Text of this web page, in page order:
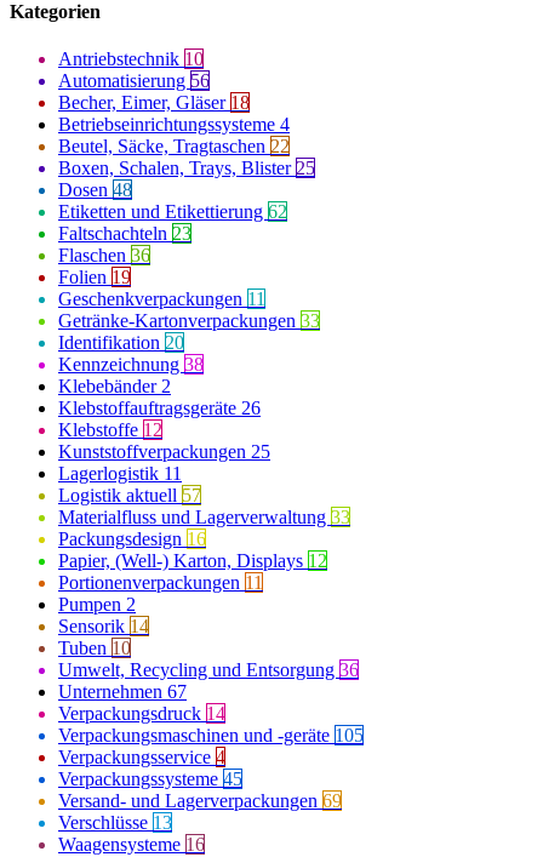
Kategorien
Antriebstechnik 10
Automatisierung 56
Becher, Eimer, Gläser 18
Betriebseinrichtungssysteme 4
Beutel, Säcke, Tragtaschen 22
Boxen, Schalen, Trays, Blister 25
Dosen 48
Etiketten und Etikettierung 62
Faltschachteln 23
Flaschen 36
Folien 19
Geschenkverpackungen 11
Getränke-Kartonverpackungen 33
Identifikation 20
Kennzeichnung 38
Klebebänder 2
Klebstoffauftragsgeräte 26
Klebstoffe 12
Kunststoffverpackungen 25
Lagerlogistik 11
Logistik aktuell 57
Materialfluss und Lagerverwaltung 33
Packungsdesign 16
Papier, (Well-) Karton, Displays 12
Portionenverpackungen 11
Pumpen 2
Sensorik 14
Tuben 10
Umwelt, Recycling und Entsorgung 36
Unternehmen 67
Verpackungsdruck 14
Verpackungsmaschinen und -geräte 105
Verpackungsservice 4
Verpackungssysteme 45
Versand- und Lagerverpackungen 69
Verschlüsse 13
Waagensysteme 16